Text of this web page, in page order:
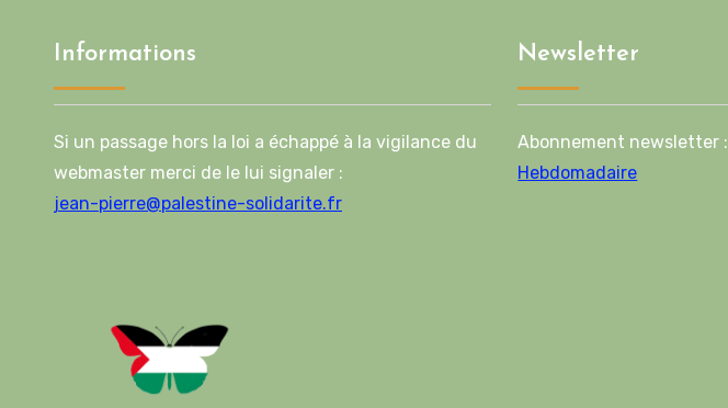
Informations
Si un passage hors la loi a échappé à la vigilance du
webmaster merci de le lui signaler :
jean-pierre@palestine-solidarite.fr
Newsletter
Abonnement newsletter :
Hebdomadaire